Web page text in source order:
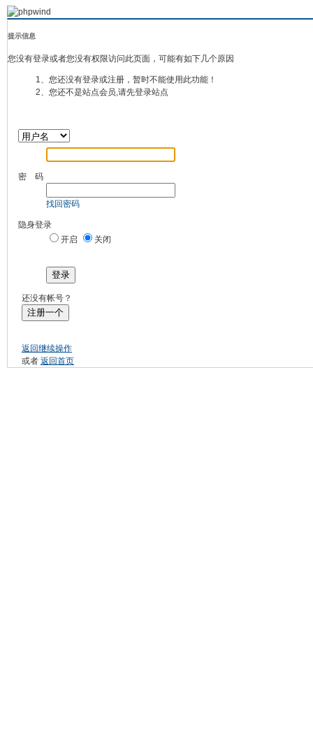
提示信息
您没有登录或者您没有权限访问此页面，可能有如下几个原因
1、您还没有登录或注册，暂时不能使用此功能！
2、您还不是站点会员,请先登录站点
密 码
找回密码
隐身登录
开启
关闭
登录
还没有帐号？
注册一个
返回继续操作
或者 返回首页